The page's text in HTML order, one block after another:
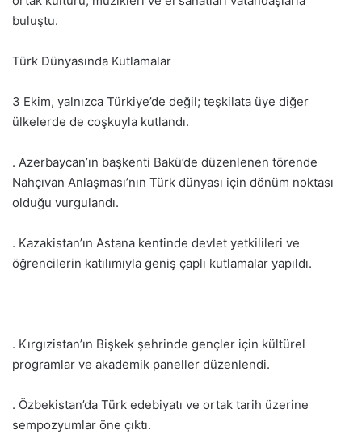
buluştu.
Türk Dünyasında Kutlamalar
3 Ekim, yalnızca Türkiye’de değil; teşkilata üye diğer
ülkelerde de coşkuyla kutlandı.
. Azerbaycan’ın başkenti Bakü’de düzenlenen törende
Nahçıvan Anlaşması’nın Türk dünyası için dönüm noktası
olduğu vurgulandı.
. Kazakistan’ın Astana kentinde devlet yetkilileri ve
öğrencilerin katılımıyla geniş çaplı kutlamalar yapıldı.
. Kırgızistan’ın Bişkek şehrinde gençler için kültürel
programlar ve akademik paneller düzenlendi.
. Özbekistan’da Türk edebiyatı ve ortak tarih üzerine
sempozyumlar öne çıktı.